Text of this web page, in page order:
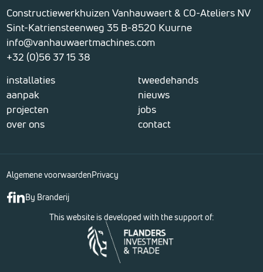
Constructiewerkhuizen Vanhauwaert & CO-Ateliers NV
Sint-Katriensteenweg 35 B-8520 Kuurne
info@vanhauwaertmachines.com
+32 (0)56 37 15 38
installaties
aanpak
projecten
over ons
tweedehands
nieuws
jobs
contact
Algemene voorwaardenPrivacy
By Branderij
This website is developed with the support of: